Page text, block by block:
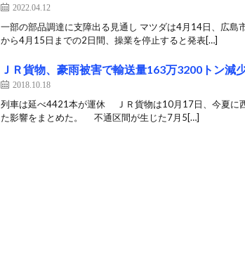
2022.04.12
一部の部品調達に支障出る見通し マツダは4月14日、広島
から4月15日までの2日間、操業を停止すると発表[…]
ＪＲ貨物、豪雨被害で輸送量163万3200トン減
2018.10.18
列車は延べ4421本が運休 ＪＲ貨物は10月17日、今夏に
た影響をまとめた。 不通区間が生じた7月5[…]